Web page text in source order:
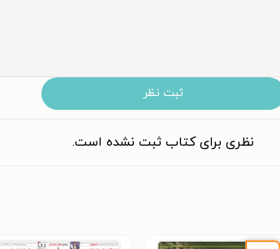
ثبت نظر
نظری برای کتاب ثبت نشده است.